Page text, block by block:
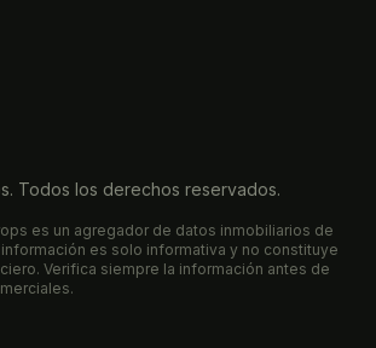
Todos los derechos reservados.
es un agregador de datos inmobiliarios de
es solo informativa y no constituye
Verifica siempre la información antes de